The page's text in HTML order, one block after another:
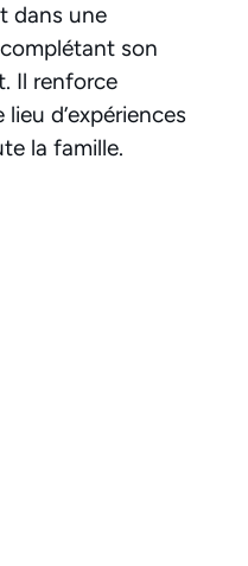
dans une
son
Il renforce
d’expériences
la famille.